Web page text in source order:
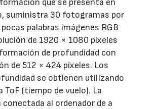
suministra 30 fotogramas por
palabras imágenes RGB
de 1920 × 1080 píxeles
de profundidad con
de 512 × 424 píxeles. Los
se obtienen utilizando
ToF (tiempo de vuelo). La
al ordenador de a